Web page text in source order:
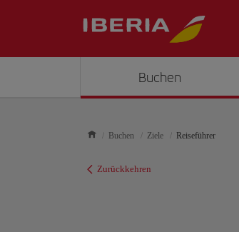
Buchen
Buchen Ziele Reiseführer
Zurückkehren